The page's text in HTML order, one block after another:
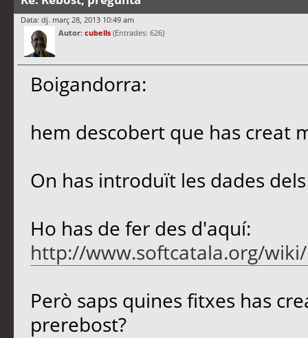
Data: dj. març 28, 2013 10:49 am
Autor: cubells (Entrades: 626)
Boigandorra:
hem descobert que has creat
On has introduït les dades
Ho has de fer des d'aquí:
http://www.softcatala.org/wiki/
Però saps quines fitxes has
prerebost?